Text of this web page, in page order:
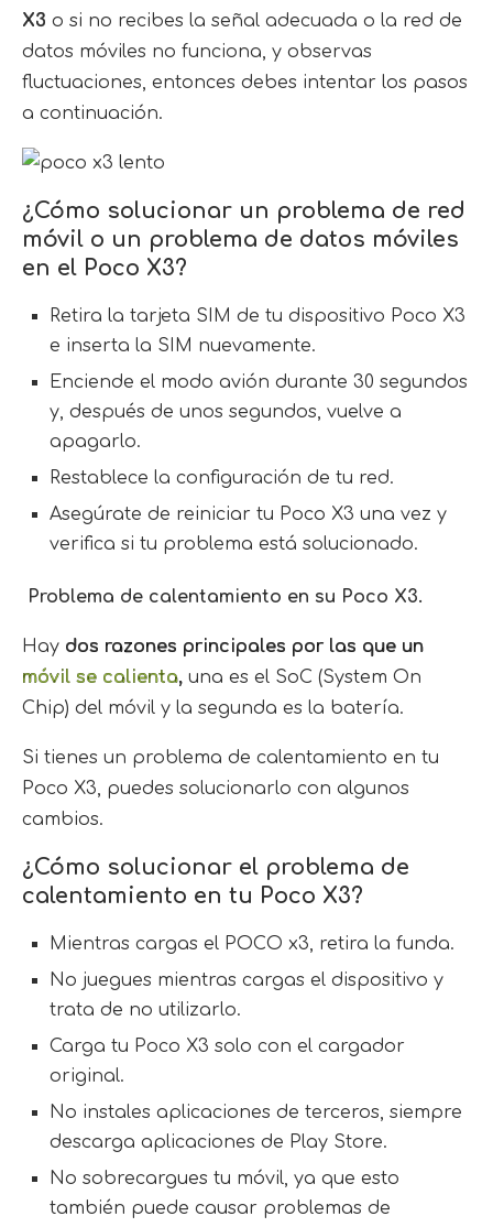
X3 o si no recibes la señal adecuada o la red de
datos móviles no funciona, y observas
fluctuaciones, entonces debes intentar los pasos
a continuación.
¿Cómo solucionar un problema de red
móvil o un problema de datos móviles
en el Poco X3?
Retira la tarjeta SIM de tu dispositivo Poco X3
e inserta la SIM nuevamente.
Enciende el modo avión durante 30 segundos
y, después de unos segundos, vuelve a
apagarlo.
Restablece la configuración de tu red.
Asegúrate de reiniciar tu Poco X3 una vez y
verifica si tu problema está solucionado.
Problema de calentamiento en su Poco X3.
Hay dos razones principales por las que un
móvil se calienta, una es el SoC (System On
Chip) del móvil y la segunda es la batería.
Si tienes un problema de calentamiento en tu
Poco X3, puedes solucionarlo con algunos
cambios.
¿Cómo solucionar el problema de
calentamiento en tu Poco X3?
Mientras cargas el POCO x3, retira la funda.
No juegues mientras cargas el dispositivo y
trata de no utilizarlo.
Carga tu Poco X3 solo con el cargador
original.
No instales aplicaciones de terceros, siempre
descarga aplicaciones de Play Store.
No sobrecargues tu móvil, ya que esto
también puede causar problemas de